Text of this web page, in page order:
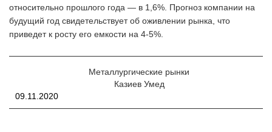
относительно прошлого года — в 1,6%. Прогноз компании на
будущий год свидетельствует об оживлении рынка, что
приведет к росту его емкости на 4-5%.
Металлургические рынки
Казиев Умед
09.11.2020